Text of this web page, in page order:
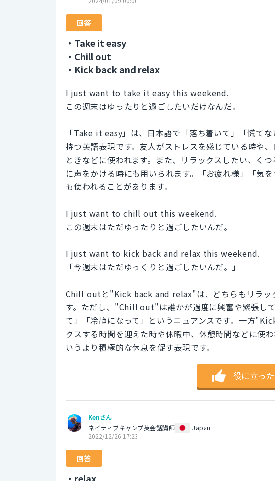
回答
・Take it easy
・Chill out
・Kick back and relax
I just want to take it easy this weekend.
この週末はゆったりと過ごしたいだけなんだ。
「Take it easy」は、日本語で「落ち着いて」「慌て
持つ英語表現です。友人がストレスを感じている時や
ときなどに使われます。また、リラックスしたい、く
に声をかける時にも用いられます。「お疲れ様」「気
も使われることがあります。
I just want to chill out this weekend.
この週末はただゆったりと過ごしたいんだ。
I just want to kick back and relax this weekend.
「今週末はただゆっくりと過ごしたいんだ。」
Chill outと"Kick back and relax"は、どちらもリラッ
す。ただし、"Chill out"は誰かが過度に興奮や緊張し
て」「冷静になって」というニュアンスです。一方
クスする時間を迎えた時や休暇中、休憩時間などに使
いうより積極的な休息を促す表現です。
役に立った
Kenさん
ネイティブキャンプ英会話講師
Japan
2022/12/26 17:23
回答
・relax